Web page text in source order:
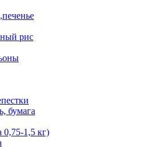
рис
бумага
1,5 кг)